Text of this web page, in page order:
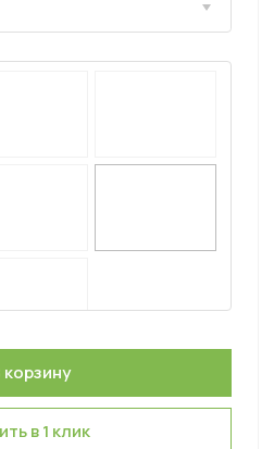
в 1 клик